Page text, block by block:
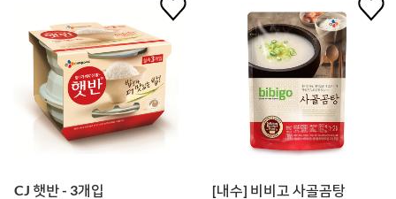
CJ 햇반 - 3개입 [내수] 비비고 사골곰탕